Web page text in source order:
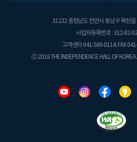
31232 충청남도 천안시 동남구 목천
사업자등록번호 : 312-82-
고객센터 041-560-0114. FAX
ⓒ 2018 THE INDEPENDENCE HALL OF KOREA.